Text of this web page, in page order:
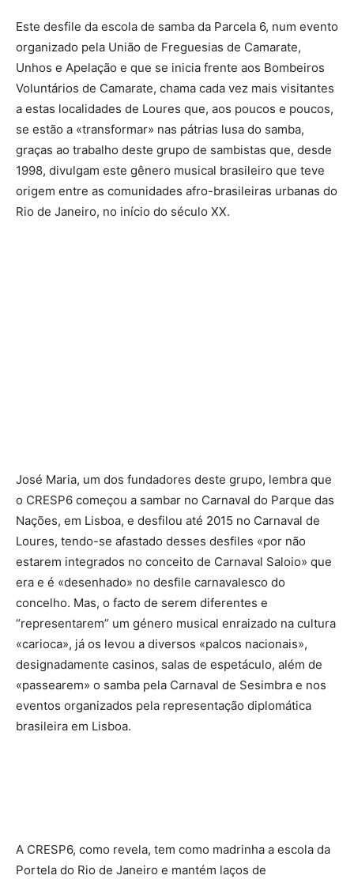
Este desfile da escola de samba da Parcela 6, num evento
organizado pela União de Freguesias de Camarate,
Unhos e Apelação e que se inicia frente aos Bombeiros
Voluntários de Camarate, chama cada vez mais visitantes
a estas localidades de Loures que, aos poucos e poucos,
se estão a «transformar» nas pátrias lusa do samba,
graças ao trabalho deste grupo de sambistas que, desde
1998, divulgam este gênero musical brasileiro que teve
origem entre as comunidades afro-brasileiras urbanas do
Rio de Janeiro, no início do século XX.
José Maria, um dos fundadores deste grupo, lembra que
o CRESP6 começou a sambar no Carnaval do Parque das
Nações, em Lisboa, e desfilou até 2015 no Carnaval de
Loures, tendo-se afastado desses desfiles «por não
estarem integrados no conceito de Carnaval Saloio» que
era e é «desenhado» no desfile carnavalesco do
concelho. Mas, o facto de serem diferentes e
“representarem” um género musical enraizado na cultura
«carioca», já os levou a diversos «palcos nacionais»,
designadamente casinos, salas de espetáculo, além de
«passearem» o samba pela Carnaval de Sesimbra e nos
eventos organizados pela representação diplomática
brasileira em Lisboa.
A CRESP6, como revela, tem como madrinha a escola da
Portela do Rio de Janeiro e mantém laços de